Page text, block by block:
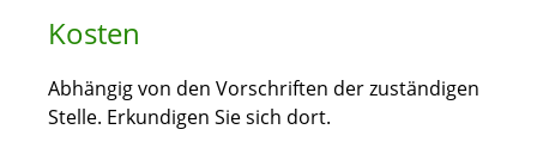
Kosten
Abhängig von den Vorschriften der zuständigen
Stelle. Erkundigen Sie sich dort.